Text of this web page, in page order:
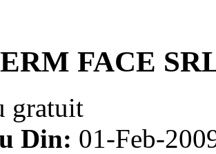
FACE
gratuit
Din: 01-Feb-